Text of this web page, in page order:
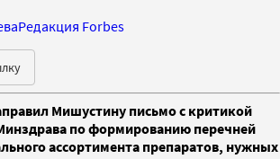
Редакция Forbes
Мишустину письмо с критикой
по формированию перечней
ассортимента препаратов, нужных